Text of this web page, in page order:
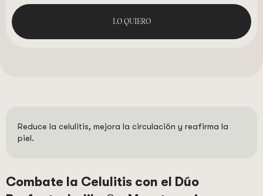
LO QUIERO
Reduce la celulitis, mejora la circulación y reafirma la
piel.
Combate la Celulitis con el Dúo